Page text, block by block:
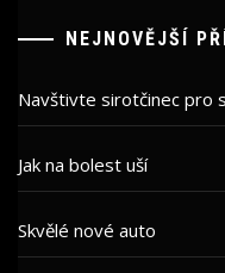
NEJNOVĚJŠÍ
Navštivte sirotčinec pro
Jak na bolest uší
Skvělé nové auto